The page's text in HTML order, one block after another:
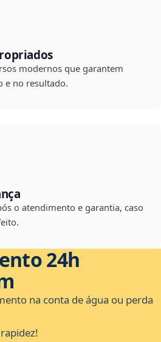
modernos que garantem
e no resultado.
o atendimento e garantia, caso
24h
na conta de água ou perda